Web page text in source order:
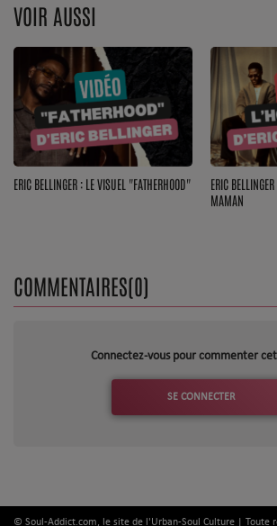
VOIR AUSSI
ERIC BELLINGER : LE VISUEL "FATHERHOOD"
ERIC
MAMAN
COMMENTAIRES(0)
Connectez-vous pour commenter
SE CONNECTER
© Soul-Addict.com, le site de l'Urban-Soul Culture | Toute